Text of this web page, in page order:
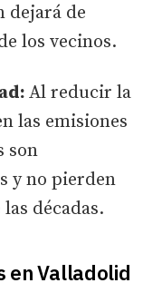
dejará de
los vecinos.
Al reducir la
las emisiones
son
y no pierden
décadas.
en Valladolid